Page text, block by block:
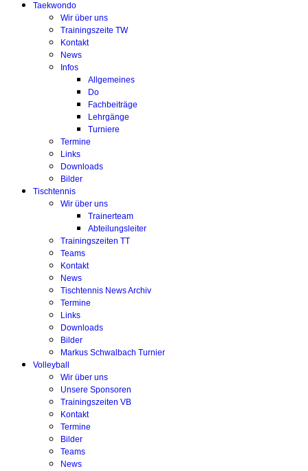
Taekwondo
Wir über uns
Trainingszeite TW
Kontakt
News
Infos
Allgemeines
Do
Fachbeiträge
Lehrgänge
Turniere
Termine
Links
Downloads
Bilder
Tischtennis
Wir über uns
Trainerteam
Abteilungsleiter
Trainingszeiten TT
Teams
Kontakt
News
Tischtennis News Archiv
Termine
Links
Downloads
Bilder
Markus Schwalbach Turnier
Volleyball
Wir über uns
Unsere Sponsoren
Trainingszeiten VB
Kontakt
Termine
Bilder
Teams
News